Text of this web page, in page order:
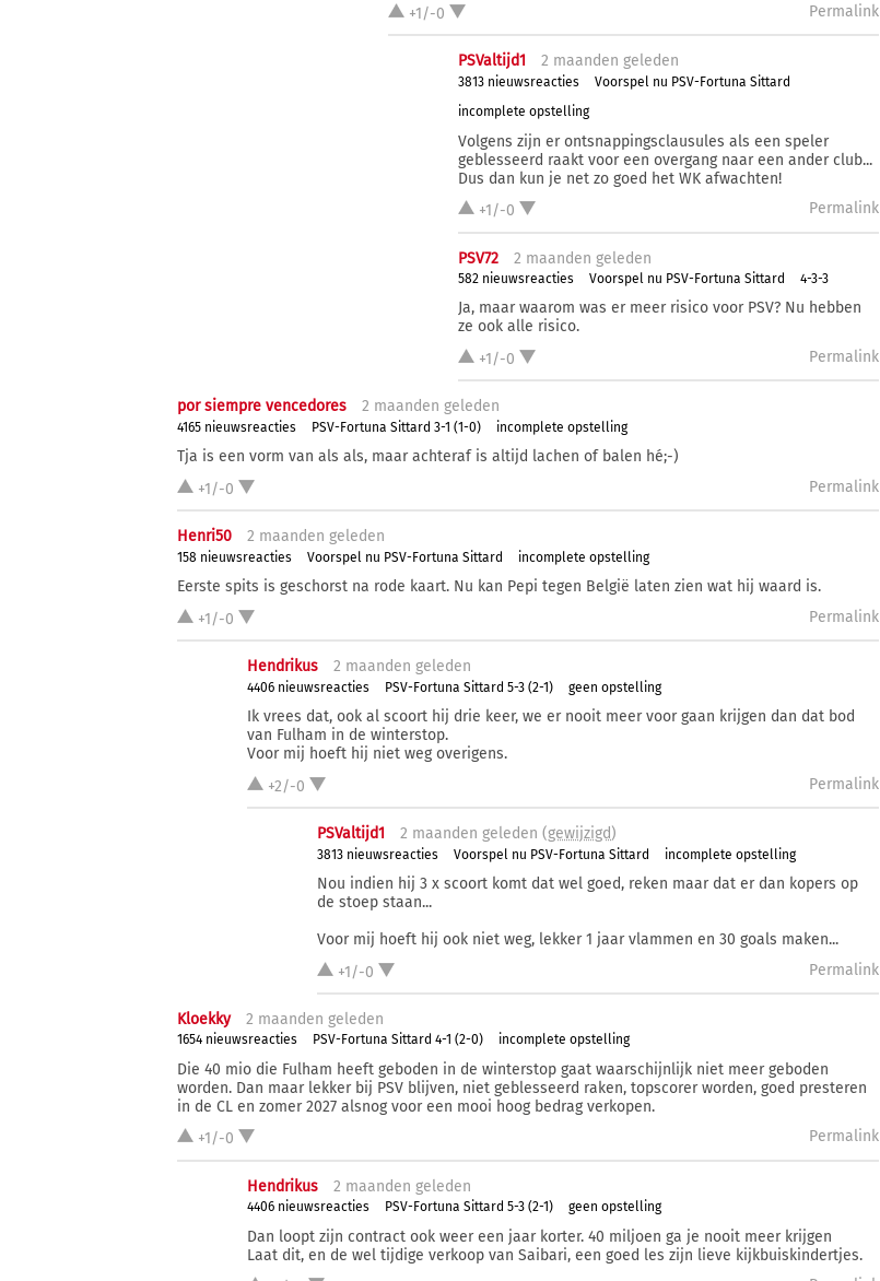
+1/-0
Permalink
PSValtijd1 2 maanden geleden
3813 nieuwsreacties
Voorspel nu PSV-Fortuna Sittard
incomplete opstelling
Volgens zijn er ontsnappingsclausules als een speler
geblesseerd raakt voor een overgang naar een ander club...
Dus dan kun je net zo goed het WK afwachten!
+1/-0
Permalink
PSV72 2 maanden geleden
582 nieuwsreacties Voorspel nu PSV-Fortuna Sittard 4-3-3
Ja, maar waarom was er meer risico voor PSV? Nu hebben
ze ook alle risico.
+1/-0
Permalink
por siempre vencedores 2 maanden geleden
4165 nieuwsreacties PSV-Fortuna Sittard 3-1 (1-0) incomplete opstelling
Tja is een vorm van als als, maar achteraf is altijd lachen of balen hé;-)
+1/-0
Permalink
Henri50 2 maanden geleden
158 nieuwsreacties Voorspel nu PSV-Fortuna Sittard incomplete opstelling
Eerste spits is geschorst na rode kaart. Nu kan Pepi tegen België laten zien wat hij waard is.
+1/-0
Permalink
Hendrikus 2 maanden geleden
4406 nieuwsreacties PSV-Fortuna Sittard 5-3 (2-1) geen opstelling
Ik vrees dat, ook al scoort hij drie keer, we er nooit meer voor gaan krijgen dan dat bod
van Fulham in de winterstop.
Voor mij hoeft hij niet weg overigens.
+2/-0
Permalink
PSValtijd1 2 maanden geleden (gewijzigd)
3813 nieuwsreacties Voorspel nu PSV-Fortuna Sittard incomplete opstelling
Nou indien hij 3 x scoort komt dat wel goed, reken maar dat er dan kopers op
de stoep staan...
Voor mij hoeft hij ook niet weg, lekker 1 jaar vlammen en 30 goals maken...
+1/-0
Permalink
Kloekky 2 maanden geleden
1654 nieuwsreacties PSV-Fortuna Sittard 4-1 (2-0) incomplete opstelling
Die 40 mio die Fulham heeft geboden in de winterstop gaat waarschijnlijk niet meer geboden
worden. Dan maar lekker bij PSV blijven, niet geblesseerd raken, topscorer worden, goed presteren
in de CL en zomer 2027 alsnog voor een mooi hoog bedrag verkopen.
+1/-0
Permalink
Hendrikus 2 maanden geleden
4406 nieuwsreacties PSV-Fortuna Sittard 5-3 (2-1) geen opstelling
Dan loopt zijn contract ook weer een jaar korter. 40 miljoen ga je nooit meer krijgen
Laat dit, en de wel tijdige verkoop van Saibari, een goed les zijn lieve kijkbuiskindertjes.